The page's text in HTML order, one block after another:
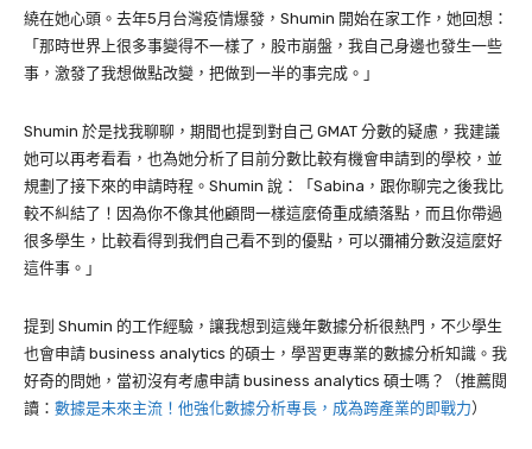
繞在她心頭。去年5月台灣疫情爆發，Shumin 開始在家工作，她回想：
「那時世界上很多事變得不一樣了，股市崩盤，我自己身邊也發生一些
事，激發了我想做點改變，把做到一半的事完成。」
Shumin 於是找我聊聊，期間也提到對自己 GMAT 分數的疑慮，我建議
她可以再考看看，也為她分析了目前分數比較有機會申請到的學校，並
規劃了接下來的申請時程。Shumin 說：「Sabina，跟你聊完之後我比
較不糾結了！因為你不像其他顧問一樣這麼倚重成績落點，而且你帶過
很多學生，比較看得到我們自己看不到的優點，可以彌補分數沒這麼好
這件事。」
提到 Shumin 的工作經驗，讓我想到這幾年數據分析很熱門，不少學生
也會申請 business analytics 的碩士，學習更專業的數據分析知識。我
好奇的問她，當初沒有考慮申請 business analytics 碩士嗎？（推薦閱
讀： 數據是未來主流！他強化數據分析專長，成為跨產業的即戰力）